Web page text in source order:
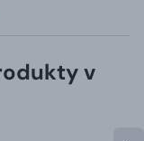
v